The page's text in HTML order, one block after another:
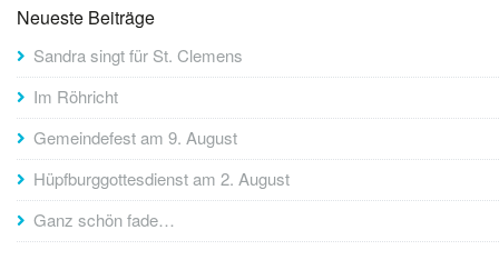
Neueste Beiträge
Sandra singt für St. Clemens
Im Röhricht
Gemeindefest am 9. August
Hüpfburggottesdienst am 2. August
Ganz schön fade…